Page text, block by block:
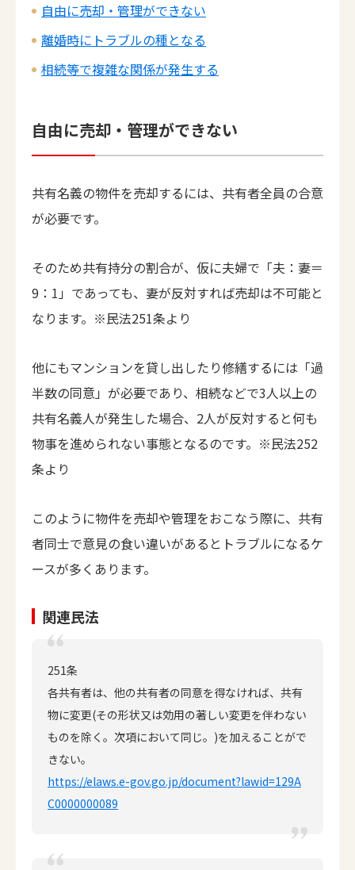
自由に売却・管理ができない
離婚時にトラブルの種となる
相続等で複雑な関係が発生する
自由に売却・管理ができない
共有名義の物件を売却するには、共有者全員の合意
が必要です。
そのため共有持分の割合が、仮に夫婦で「夫：妻＝
9：1」であっても、妻が反対すれば売却は不可能と
なります。※民法251条より
他にもマンションを貸し出したり修繕するには「過
半数の同意」が必要であり、相続などで3人以上の
共有名義人が発生した場合、2人が反対すると何も
物事を進められない事態となるのです。※民法252
条より
このように物件を売却や管理をおこなう際に、共有
者同士で意見の食い違いがあるとトラブルになるケ
ースが多くあります。
関連民法
251条
各共有者は、他の共有者の同意を得なければ、共有
物に変更(その形状又は効用の著しい変更を伴わない
ものを除く。次項において同じ。)を加えることがで
きない。
https://elaws.e-gov.go.jp/document?lawid=129A
C0000000089